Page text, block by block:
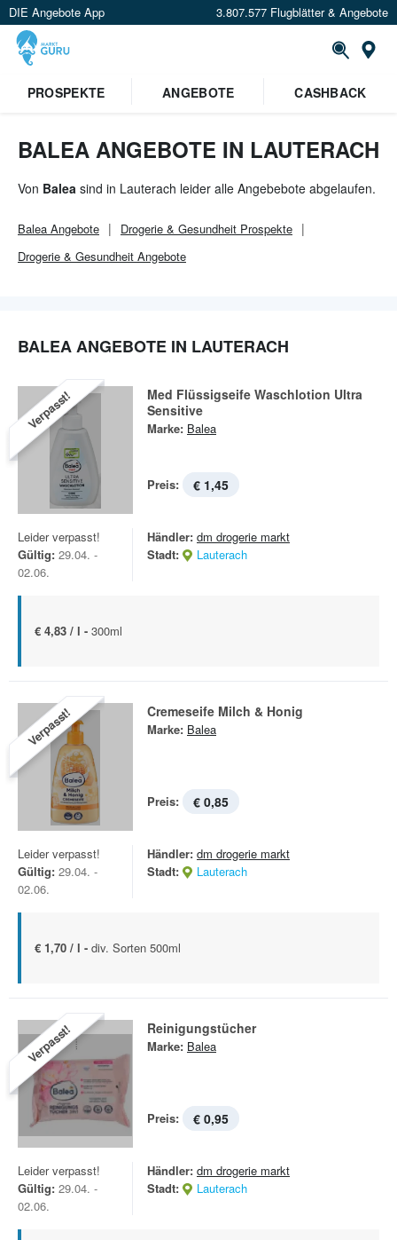
DIE Angebote App 3.807.577 Flugblätter & Angebote
PROSPEKTE ANGEBOTE CASHBACK
BALEA ANGEBOTE IN LAUTERACH
Von Balea sind in Lauterach leider alle Angebebote abgelaufen.
Balea Angebote Drogerie & Gesundheit Prospekte
Drogerie & Gesundheit Angebote
BALEA ANGEBOTE IN LAUTERACH
Verpasst!
Med Flüssigseife Waschlotion Ultra
Sensitive
Marke: Balea
Preis: € 1,45
Leider verpasst!
Gültig: 29.04. -
02.06.
Händler: dm drogerie markt
Stadt:
Lauterach
€ 4,83 / l - 300ml
Verpasst! Cremeseife Milch & Honig
Marke: Balea
Preis: € 0,85
Leider verpasst!
Gültig: 29.04. -
02.06.
Händler: dm drogerie markt
Stadt:
Lauterach
€ 1,70 / l - div. Sorten 500ml
Verpasst! Reinigungstücher
Marke: Balea
Preis: € 0,95
Leider verpasst!
Gültig: 29.04. -
02.06.
Händler: dm drogerie markt
Stadt:
Lauterach